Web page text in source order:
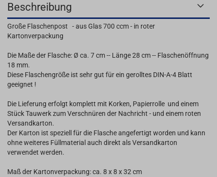
Beschreibung
Große Flaschenpost - aus Glas 700 ccm - in roter
Kartonverpackung
Die Maße der Flasche: Ø ca. 7 cm -- Länge 28 cm -- Flaschenöffnung
18 mm.
Diese Flaschengröße ist sehr gut für ein gerolltes DIN-A-4 Blatt
geeignet !
Die Lieferung erfolgt komplett mit Korken, Papierrolle und einem
Stück Tauwerk zum Verschnüren der Nachricht - und einem roten
Versandkarton.
Der Karton ist speziell für die Flasche angefertigt worden und kann
ohne weiteres Füllmaterial auch direkt als Versandkarton
verwendet werden.
Maß der Kartonverpackung: ca. 8 x 8 x 32 cm